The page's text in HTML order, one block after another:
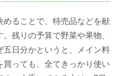
ることで、特売品などを献
残りの予算で野菜や果物、
五日分かというと、メイン料
っても、全てきっかり使い